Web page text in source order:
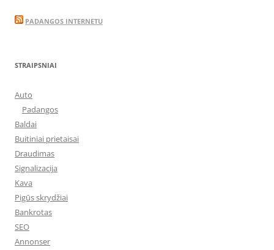
PADANGOS INTERNETU
STRAIPSNIAI
Auto
Padangos
Baldai
Buitiniai prietaisai
Draudimas
Signalizacija
Kava
Pigūs skrydžiai
Bankrotas
SEO
Annonser